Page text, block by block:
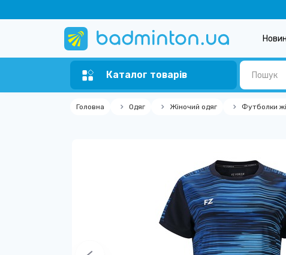
Каталог товарів
Головна Одяг Жіночий одяг Футболки